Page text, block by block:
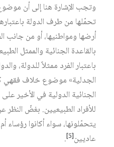
وتجب الإشارة هنا إلى أن
تحمّلها من طرف الدولة
أرضها ومواطنيها، أو من جانب
بالقاعدة الجنائية والممثل
باعتبار الفرد ممثلاً للدولة،
الجدلية» موضوع خلاف فقهي
الجنائية الدولية في الأخير
للأفراد الطبيعيين. بغضّ
يتحمّلونها، سواء أكانوا
عاديين[5]
.